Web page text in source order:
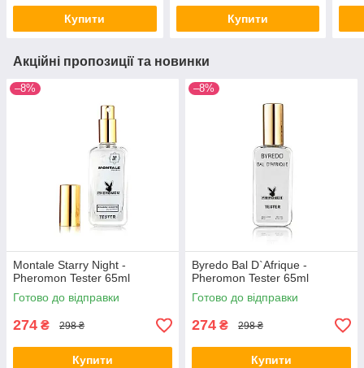
Купити Купити
Акційні пропозиції та новинки
–8%
Montale Starry Night -
Pheromon Tester 65ml
Готово до відправки
274 ₴ 298 ₴
Купити
–8%
Byredo Bal D`Afrique -
Pheromon Tester 65ml
Готово до відправки
274 ₴ 298 ₴
Купити